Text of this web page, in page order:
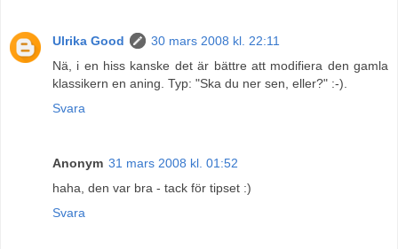
Ulrika Good
30 mars 2008 kl. 22:11
Nä, i en hiss kanske det är bättre att modifiera den gamla
klassikern en aning. Typ: "Ska du ner sen, eller?" :-).
Svara
Anonym 31 mars 2008 kl. 01:52
haha, den var bra - tack för tipset :)
Svara